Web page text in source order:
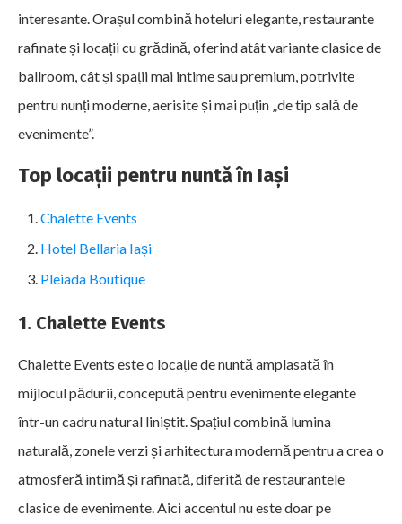
interesante. Orașul combină hoteluri elegante, restaurante
rafinate și locații cu grădină, oferind atât variante clasice de
ballroom, cât și spații mai intime sau premium, potrivite
pentru nunți moderne, aerisite și mai puțin „de tip sală de
evenimente”.
Top locații pentru nuntă în Iași
Chalette Events
Hotel Bellaria Iași
Pleiada Boutique
1. Chalette Events
Chalette Events este o locație de nuntă amplasată în
mijlocul pădurii, concepută pentru evenimente elegante
într-un cadru natural liniștit. Spațiul combină lumina
naturală, zonele verzi și arhitectura modernă pentru a crea o
atmosferă intimă și rafinată, diferită de restaurantele
clasice de evenimente. Aici accentul nu este doar pe